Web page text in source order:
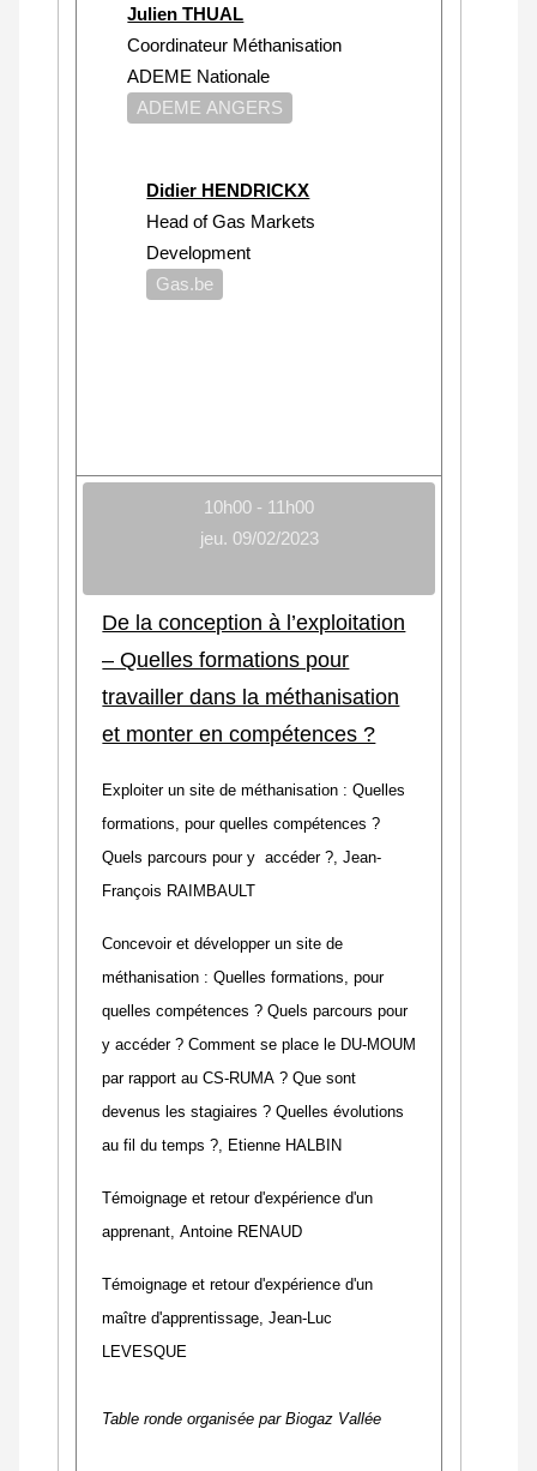
Julien THUAL
Coordinateur Méthanisation
ADEME Nationale
ADEME ANGERS
Didier HENDRICKX
Head of Gas Markets
Development
Gas.be
10h00 - 11h00
jeu. 09/02/2023
De la conception à l’exploitation
– Quelles formations pour
travailler dans la méthanisation
et monter en compétences ?
Exploiter un site de méthanisation : Quelles
formations, pour quelles compétences ?
Quels parcours pour y accéder?,Jean-
François RAIMBAULT
Concevoir et développer un site de
méthanisation : Quelles formations, pour
quelles compétences ? Quels parcours pour
y accéder ? Comment se place le DU-MOUM
par rapport au CS-RUMA ? Que sont
devenus les stagiaires ? Quelles évolutions
au fil du temps ?, Etienne HALBIN
Témoignage et retour d'expérience d'un
apprenant,Antoine RENAUD
Témoignage et retour d'expérience d'un
maître d'apprentissage,Jean-Luc
LEVESQUE
Table ronde organisée par Biogaz Vallée